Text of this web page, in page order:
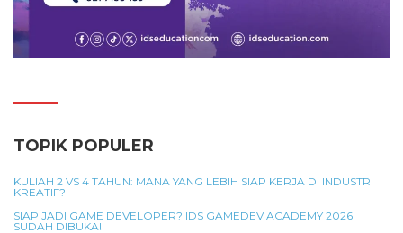
TOPIK POPULER
KULIAH 2 VS 4 TAHUN: MANA YANG LEBIH SIAP KERJA DI INDUSTRI
KREATIF?
SIAP JADI GAME DEVELOPER? IDS GAMEDEV ACADEMY 2026
SUDAH DIBUKA!